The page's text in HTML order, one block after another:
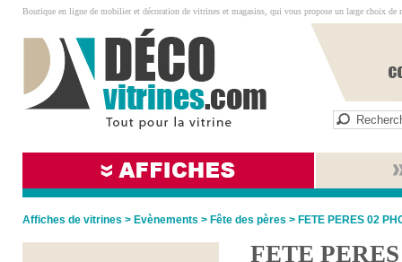
Boutique en ligne de mobilier et décoration de vitrines et magasins, qui vous propose un large choix de
Affiches de vitrines > Evènements > Fête des pères > FETE PERES 02
FETE